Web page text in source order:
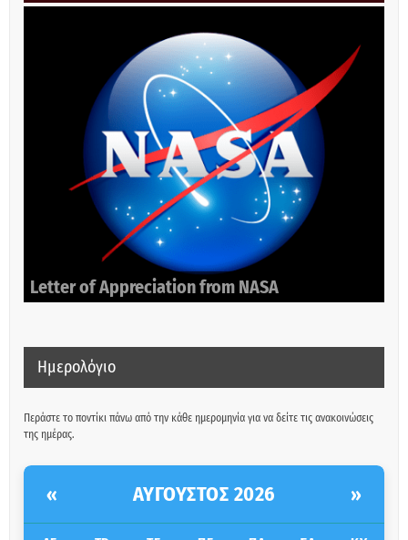
Letter of Appreciation from NASA
Ημερολόγιο
Περάστε το ποντίκι πάνω από την κάθε ημερομηνία για να δείτε τις ανακοινώσεις
της ημέρας.
« ΑΎΓΟΥΣΤΟΣ 2026 »